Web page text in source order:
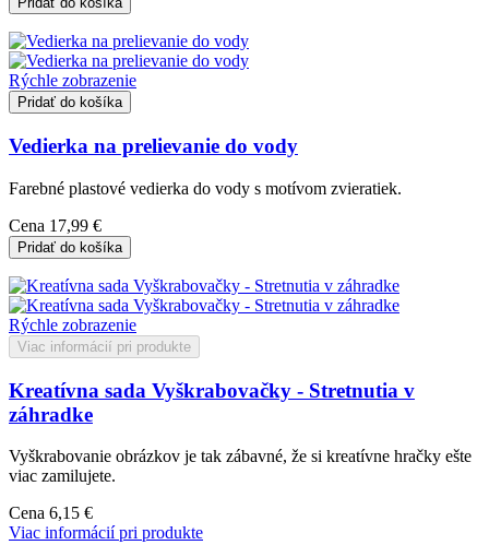
Rýchle zobrazenie
Pridať do košíka
Vedierka na prelievanie do vody
Farebné plastové vedierka do vody s motívom zvieratiek.
Cena 17,99 €
Pridať do košíka
Rýchle zobrazenie
Viac informácií pri produkte
Kreatívna sada Vyškrabovačky - Stretnutia v
záhradke
Vyškrabovanie obrázkov je tak zábavné, že si kreatívne hračky ešte
viac zamilujete.
Cena 6,15 €
Viac informácií pri produkte